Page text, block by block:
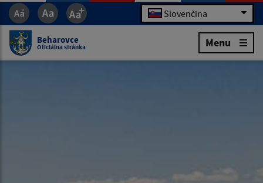
Slovenčina
Beharovce
Oficiálna stránka Menu